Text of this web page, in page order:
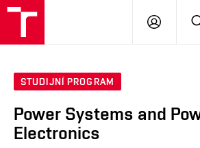
STUDIJNÍ PROGRAM
Power Systems and
Electronics